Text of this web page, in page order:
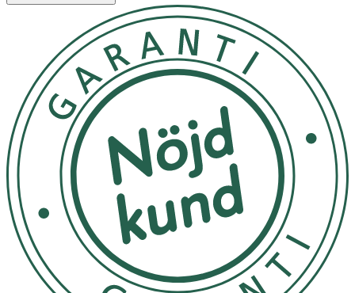
· Lätt att tona ut för ett jämnt och naturligt resultat
· Passar alla hudtyper
Användning
· Applicera med borste på kinderna
· Bygg upp färgen i flera lager vid behov
· Tona ut för en mjuk övergång
Förvaring
Förvaras i rumstemperatur, utom räckhåll för barn.
Innehåll